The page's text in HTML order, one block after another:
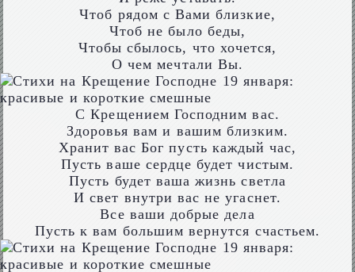
Чтоб рядом с Вами близкие,
Чтоб не было беды,
Чтобы сбылось, что хочется,
О чем мечтали Вы.
С Крещением Господним вас.
Здоровья вам и вашим близким.
Хранит вас Бог пусть каждый час,
Пусть ваше сердце будет чистым.
Пусть будет ваша жизнь светла
И свет внутри вас не угаснет.
Все ваши добрые дела
Пусть к вам большим вернутся счастьем.